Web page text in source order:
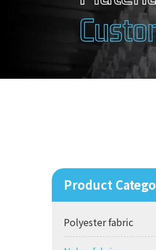
Product
Polyester fabric